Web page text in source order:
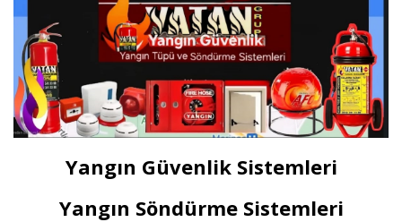
Yangın Güvenlik Sistemleri
Yangın Söndürme Sistemleri